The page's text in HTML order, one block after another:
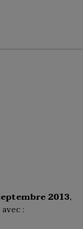
2013,
: